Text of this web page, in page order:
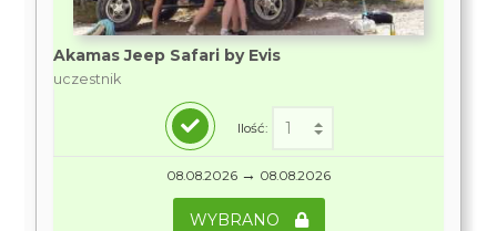
Akamas Jeep Safari by Evis
uczestnik
Ilość:
08.08.2026 → 08.08.2026
WYBRANO